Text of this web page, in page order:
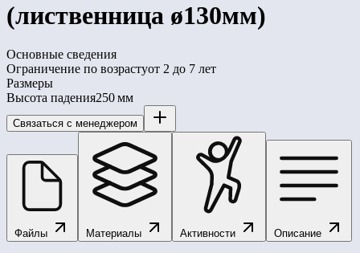
(лиственница ø130мм)
Основные сведения
Ограничение по возрастуот 2 до 7 лет
Размеры
Высота падения250 мм
Связаться с менеджером
Файлы Материалы Активности Описание